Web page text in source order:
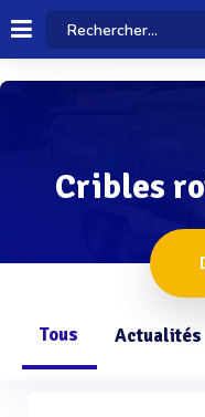
Cribles
Tous Actualités